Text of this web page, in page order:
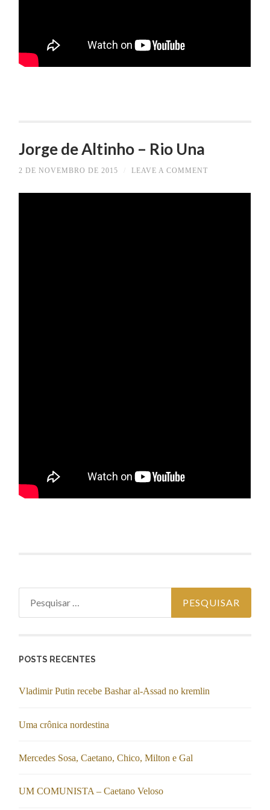
Jorge de Altinho – Rio Una
2 DE NOVEMBRO DE 2015 LEAVE A COMMENT
POSTS RECENTES
Vladimir Putin recebe Bashar al-Assad no kremlin
Uma crônica nordestina
Mercedes Sosa, Caetano, Chico, Milton e Gal
UM COMUNISTA – Caetano Veloso